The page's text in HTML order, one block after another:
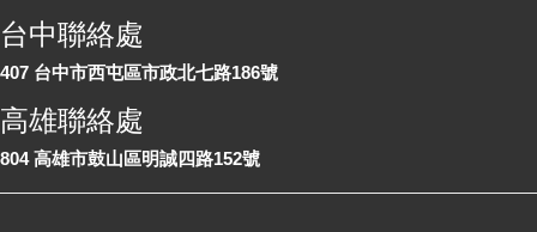
台中聯絡處
407 台中市西屯區市政北七路186號
高雄聯絡處
804 高雄市鼓山區明誠四路152號